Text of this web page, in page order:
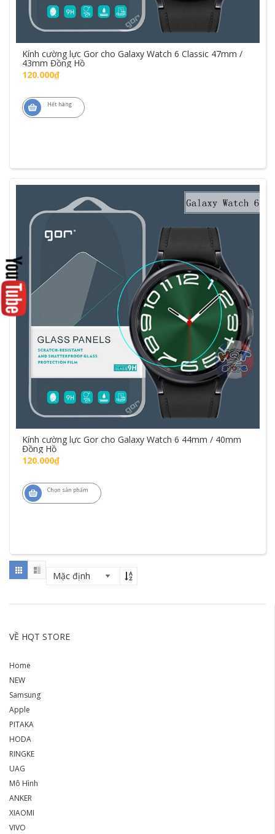
Kính cường lực Gor cho Galaxy Watch 6 Classic 47mm /
43mm Đồng Hồ
120.000₫
Hết hàng
Kính cường lực Gor cho Galaxy Watch 6 44mm / 40mm
Đồng Hồ
120.000₫
Chọn sản phẩm
VỀ HQT STORE
Home
NEW
Samsung
Apple
PITAKA
HODA
RINGKE
UAG
Mô Hình
ANKER
XIAOMI
VIVO